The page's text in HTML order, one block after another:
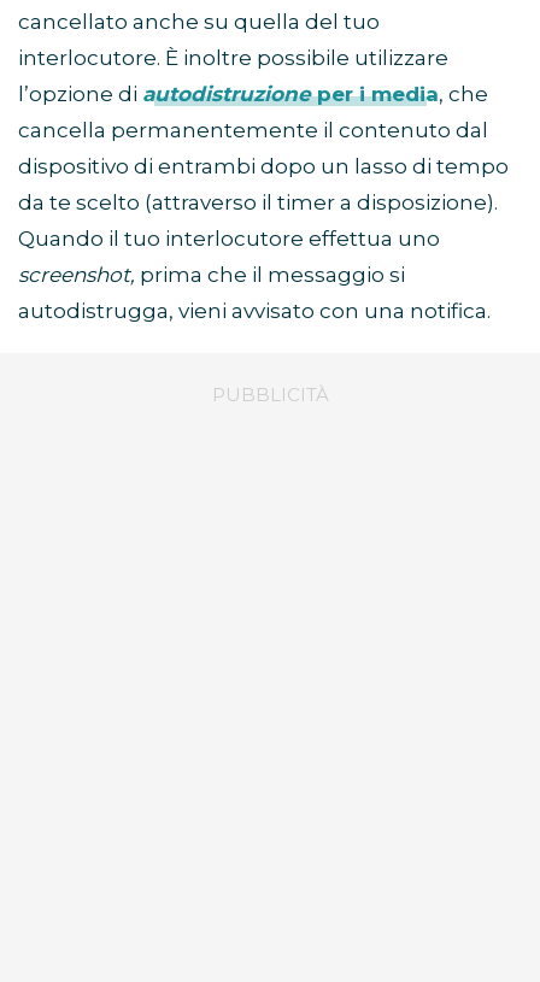
cancellato anche su quella del tuo
interlocutore. È inoltre possibile utilizzare
l’opzione di autodistruzioneper i media, che
cancella permanentemente il contenuto dal
dispositivo di entrambi dopo un lasso di tempo
da te scelto (attraverso il timer a disposizione).
Quando il tuo interlocutore effettua uno
screenshot, prima che il messaggio si
autodistrugga, vieni avvisato con una notifica.